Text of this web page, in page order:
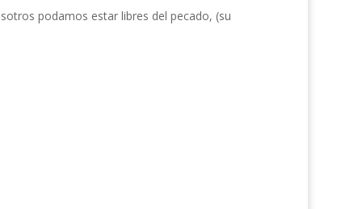
podamos estar libres del pecado, (su